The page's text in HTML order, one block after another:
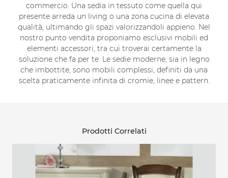
commercio. Una sedia in tessuto come quella qui
presente arreda un living o una zona cucina di elevata
qualità, ultimando gli spazi valorizzandoli appieno. Nel
nostro punto vendita proponiamo esclusivi mobili ed
elementi accessori, tra cui troverai certamente la
soluzione che fa per te. Le sedie moderne, sia in legno
che imbottite, sono mobili complessi, definiti da una
scelta praticamente infinita di cromie, linee e pattern.
Prodotti Correlati